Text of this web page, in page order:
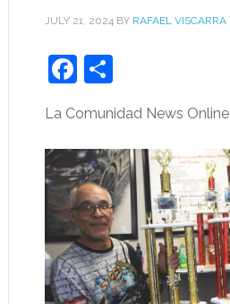
JULY 21, 2024BY RAFAEL VISCARRA
Facebook
Share
La Comunidad News Online